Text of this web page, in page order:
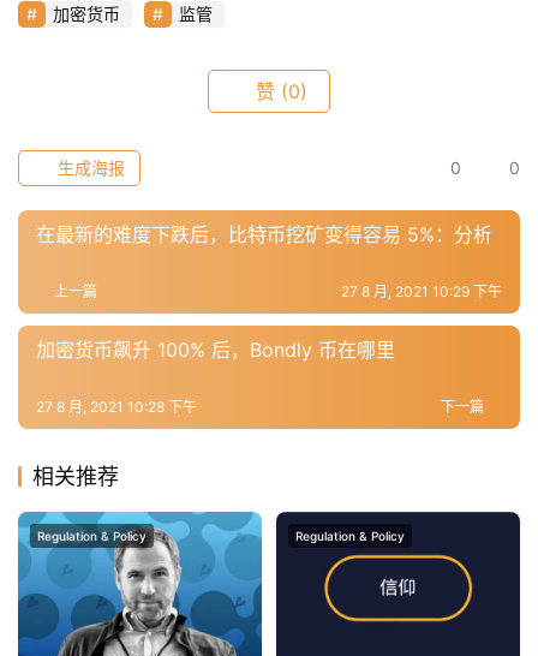
加密货币 监管
赞 (0)
0 0
生成海报
在最新的难度下跌后，比特币挖矿变得容易 5%：分析
上一篇 27 8 月, 2021 10:29 下午
加密货币飙升 100% 后，Bondly 币在哪里
下一篇
27 8 月, 2021 10:28 下午
相关推荐
Regulation & Policy Regulation & Policy